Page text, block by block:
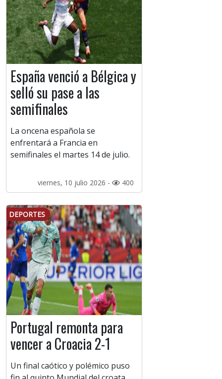
España venció a Bélgica y
selló su pase a las
semifinales
La oncena española se
enfrentará a Francia en
semifinales el martes 14 de julio.
viernes, 10 julio 2026 - 400
DEPORTES
Portugal remonta para
vencer a Croacia 2-1
Un final caótico y polémico puso